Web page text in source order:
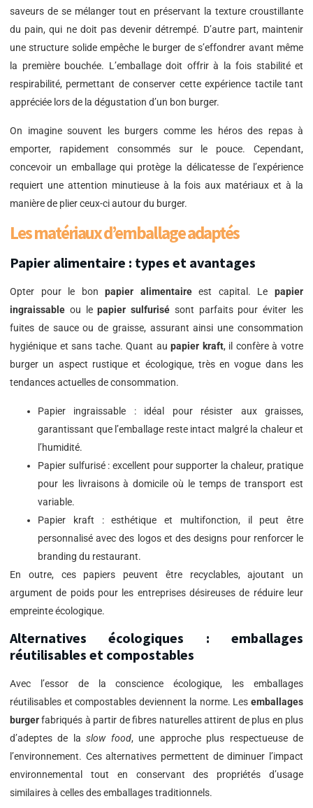
saveurs de se mélanger tout en préservant la texture croustillante
du pain, qui ne doit pas devenir détrempé. D’autre part, maintenir
une structure solide empêche le burger de s’effondrer avant même
la première bouchée. L’emballage doit offrir à la fois stabilité et
respirabilité, permettant de conserver cette expérience tactile tant
appréciée lors de la dégustation d’un bon burger.
On imagine souvent les burgers comme les héros des repas à
emporter, rapidement consommés sur le pouce. Cependant,
concevoir un emballage qui protège la délicatesse de l’expérience
requiert une attention minutieuse à la fois aux matériaux et à la
manière de plier ceux-ci autour du burger.
Les matériaux d’emballage adaptés
Papier alimentaire : types et avantages
Opter pour le bonpapier alimentaireest capital. Lepapier
ingraissable ou lepapier sulfurisé sont parfaits pour éviter les
fuites de sauce ou de graisse, assurant ainsi une consommation
hygiénique et sans tache. Quant aupapier kraft, il confère à votre
burger un aspect rustique et écologique, très en vogue dans les
tendances actuelles de consommation.
Papier ingraissable : idéal pour résister aux graisses,
garantissant que l’emballage reste intact malgré la chaleur et
l’humidité.
Papier sulfurisé : excellent pour supporter la chaleur, pratique
pour les livraisons à domicile où le temps de transport est
variable.
Papier kraft : esthétique et multifonction, il peut être
personnalisé avec des logos et des designs pour renforcer le
branding du restaurant.
En outre, ces papiers peuvent être recyclables, ajoutant un
argument de poids pour les entreprises désireuses de réduire leur
empreinte écologique.
Alternatives écologiques : emballages
réutilisables et compostables
Avec l’essor de la conscience écologique, les emballages
réutilisables et compostables deviennent la norme. Les emballages
burgerfabriqués à partir de fibres naturelles attirent de plus en plus
d’adeptes de laslow food, une approche plus respectueuse de
l’environnement. Ces alternatives permettent de diminuer l’impact
environnemental tout en conservant des propriétés d’usage
similaires à celles des emballages traditionnels.